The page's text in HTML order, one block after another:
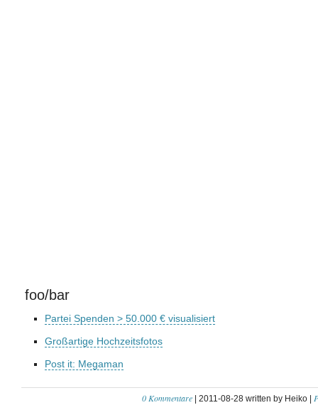
foo/bar
Partei Spenden > 50.000 € visualisiert
Großartige Hochzeitsfotos
Post it: Megaman
0 Kommentare| 2011-08-28 written by Heiko |